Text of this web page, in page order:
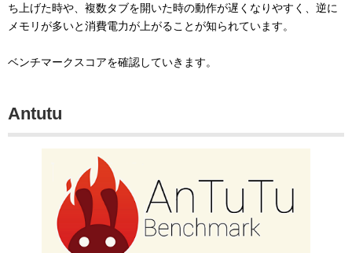
ち上げた時や、複数タブを開いた時の動作が遅くなりやすく、逆に
メモリが多いと消費電力が上がることが知られています。
ベンチマークスコアを確認していきます。
Antutu